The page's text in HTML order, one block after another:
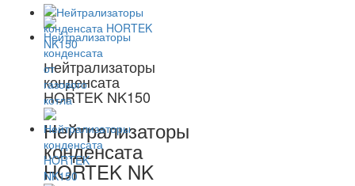
Нейтрализаторы
конденсата
HORTEK NK150
Нейтрализаторы
конденсата
HORTEK NK